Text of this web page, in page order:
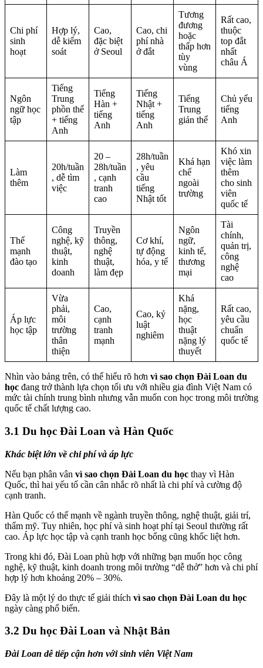
Chi phí
sinh
hoạt
Hợp lý,
dễ kiểm
soát
Cao,
đặc biệt
ở Seoul
Cao, chi
phí nhà
ở đắt
Tương
đương
hoặc
thấp hơn
tùy
vùng
Rất cao,
thuộc
top đắt
nhất
châu Á
Ngôn
ngữ học
tập
Tiếng
Trung
phồn thể
+ tiếng
Anh
Tiếng
Hàn +
tiếng
Anh
Tiếng
Nhật +
tiếng
Anh
Tiếng
Trung
giản thể
Chủ yếu
tiếng
Anh
Làm
thêm
20h/tuần
, dễ tìm
việc
20 –
28h/tuần
, cạnh
tranh
cao
28h/tuần
, yêu
cầu
tiếng
Nhật tốt
Khá hạn
chế
ngoài
trường
Khó xin
việc làm
thêm
cho sinh
viên
quốc tế
Thế
mạnh
đào tạo
Công
nghệ, kỹ
thuật,
kinh
doanh
Truyền
thông,
nghệ
thuật,
làm đẹp
Cơ khí,
tự động
hóa, y tế
Ngôn
ngữ,
kinh tế,
thương
mại
Tài
chính,
quản trị,
công
nghệ
cao
Áp lực
học tập
Vừa
phải,
môi
trường
thân
thiện
Cao,
cạnh
tranh
mạnh
Cao, kỷ
luật
nghiêm
Khá
nặng,
học
thuật
nặng lý
thuyết
Rất cao,
yêu cầu
chuẩn
quốc tế
Nhìn vào bảng trên, có thể hiểu rõ hơn vì sao chọn Đài Loan du
học đang trở thành lựa chọn tối ưu với nhiều gia đình Việt Nam có
mức tài chính trung bình nhưng vẫn muốn con học trong môi trường
quốc tế chất lượng cao.
3.1 Du học Đài Loan và Hàn Quốc
Khác biệt lớn về chi phí và áp lực
Nếu bạn phân vân vì sao chọn Đài Loan du học thay vì Hàn
Quốc, thì hai yếu tố cần cân nhắc rõ nhất là chi phí và cường độ
cạnh tranh.
Hàn Quốc có thế mạnh về ngành truyền thông, nghệ thuật, giải trí,
thẩm mỹ. Tuy nhiên, học phí và sinh hoạt phí tại Seoul thường rất
cao. Áp lực học tập và cạnh tranh học bổng cũng khốc liệt hơn.
Trong khi đó, Đài Loan phù hợp với những bạn muốn học công
nghệ, kỹ thuật, kinh doanh trong môi trường “dễ thở” hơn và chi phí
hợp lý hơn khoảng 20% – 30%.
Đây là một lý do thực tế giải thích vì sao chọn Đài Loan du học
ngày càng phổ biến.
3.2 Du học Đài Loan và Nhật Bản
Đài Loan dễ tiếp cận hơn với sinh viên Việt Nam